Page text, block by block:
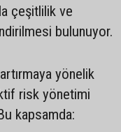
çeşitlilik ve
bulunuyor.
yönelik
risk yönetimi
kapsamda: